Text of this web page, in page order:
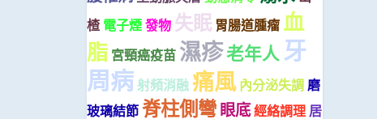
楂 電子煙發物 失眠 胃腸道腫瘤 血
脂 宮頸癌疫苗 濕疹老年人 牙
周病射頻消融痛風 內分泌失調磨
玻璃結節脊柱側彎眼底經絡調理 居